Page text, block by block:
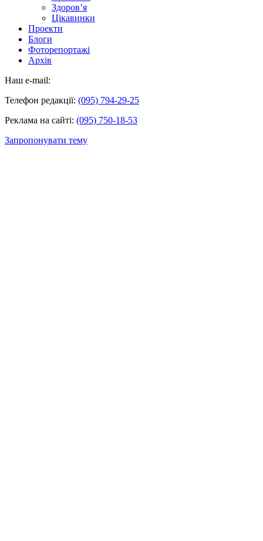
Здоров’я
Цікавинки
Проекти
Блоги
Фоторепортажі
Архів
Наш e-mail:
Телефон редакції: (095) 794-29-25
Реклама на сайті: (095) 750-18-53
Запропонувати тему